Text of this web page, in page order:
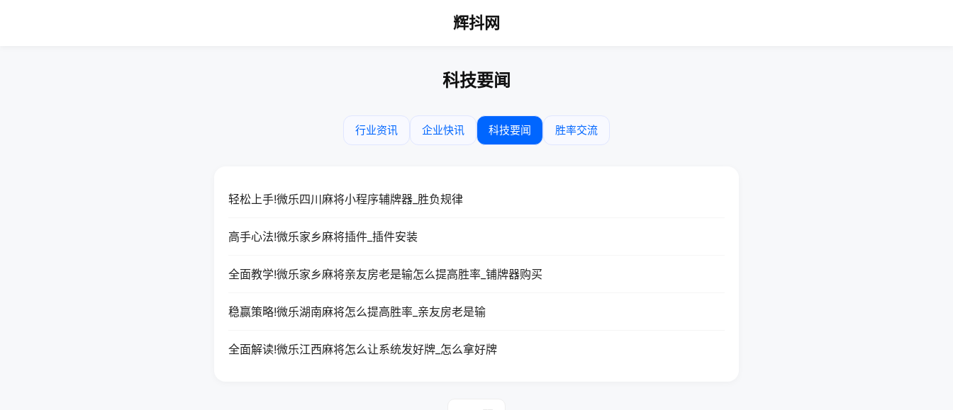
辉抖网
科技要闻
行业资讯 企业快讯 科技要闻 胜率交流
轻松上手!微乐四川麻将小程序辅牌器_胜负规律
高手心法!微乐家乡麻将插件_插件安装
全面教学!微乐家乡麻将亲友房老是输怎么提高胜率_铺牌器购买
稳赢策略!微乐湖南麻将怎么提高胜率_亲友房老是输
全面解读!微乐江西麻将怎么让系统发好牌_怎么拿好牌